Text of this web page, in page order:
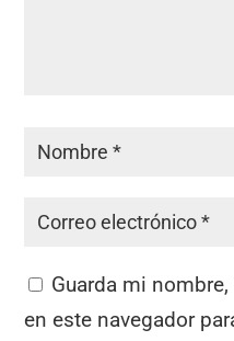
Guarda mi
en este navegador